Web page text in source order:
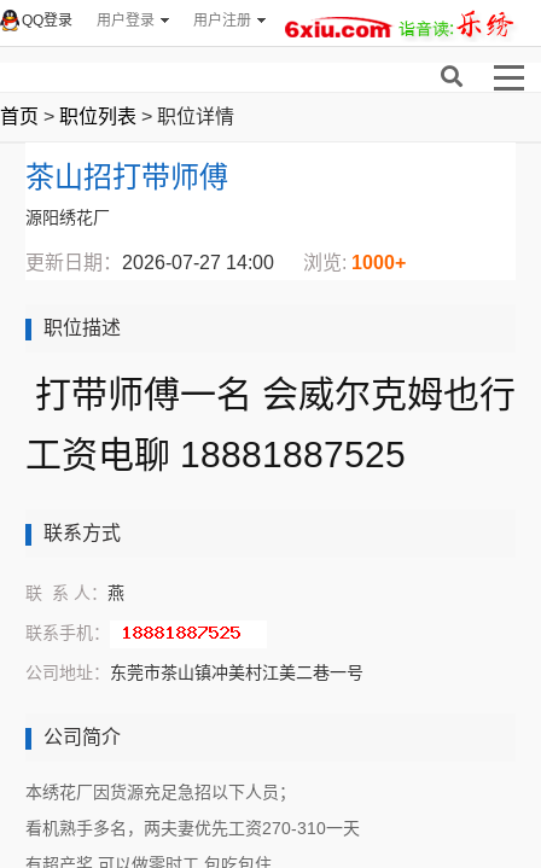
用户登录 用户注册
QQ登录
首页 > 职位列表 > 职位详情
茶山招打带师傅
源阳绣花厂
更新日期： 2026-07-27 14:00 浏览: 1000+
职位描述
打带师傅一名 会威尔克姆也行
工资电聊 18881887525
联系方式
联 系 人： 燕
联系手机：
公司地址： 东莞市茶山镇冲美村江美二巷一号
公司简介
本绣花厂因货源充足急招以下人员；
看机熟手多名，两夫妻优先工资270-310一天